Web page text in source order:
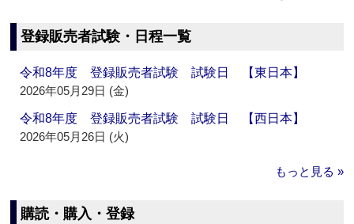
登録販売者試験・日程一覧
令和8年度 登録販売者試験 試験日 【東日本】
2026年05月29日 (金)
令和8年度 登録販売者試験 試験日 【西日本】
2026年05月26日 (火)
もっと見る »
購読・購入・登録